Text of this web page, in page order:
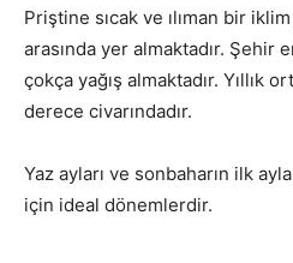
Priştine sıcak ve ılıman bir
arasında yer almaktadır. Şehir
çokça yağış almaktadır. Yıllık
derece civarındadır.
Yaz ayları ve sonbaharın ilk
için ideal dönemlerdir.